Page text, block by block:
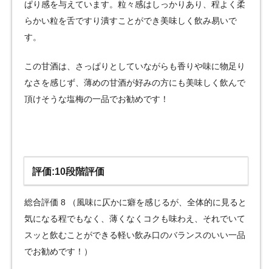
ぱり感を与えています。粒々感はしっかりあり、程よく柔
らかい粒を舌ですり潰すことができ美味しく飲み易いで
す。
この甘酒は、さっぱりとしていながらも香りや味に物足り
なさを感じず、薄めの甘酒が好みの方にも美味しく飲んで
頂けそうな塩梅の一品でお勧めです！
評価:10段階評価
総合評価 8 （風味に仄かに癖を感じるが、全体的に見ると
気になる程でもなく、薄くなくコクも味わえ、それでいて
スッと飲むことができる軽い飲み口のバランスのいい一品
でお勧めです！）